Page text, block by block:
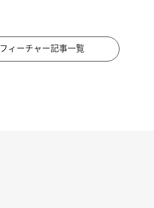
フィーチャー記事一覧